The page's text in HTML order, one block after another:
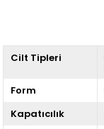
Cilt Tipleri
Form
Kapatıcılık